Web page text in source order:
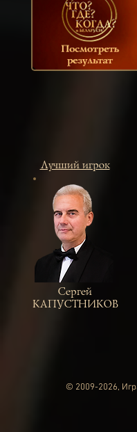
Лучший игрок
Сергей
КАПУСТНИКОВ
© 2009-2026,